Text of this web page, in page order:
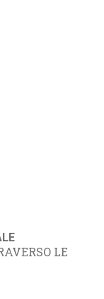
LE